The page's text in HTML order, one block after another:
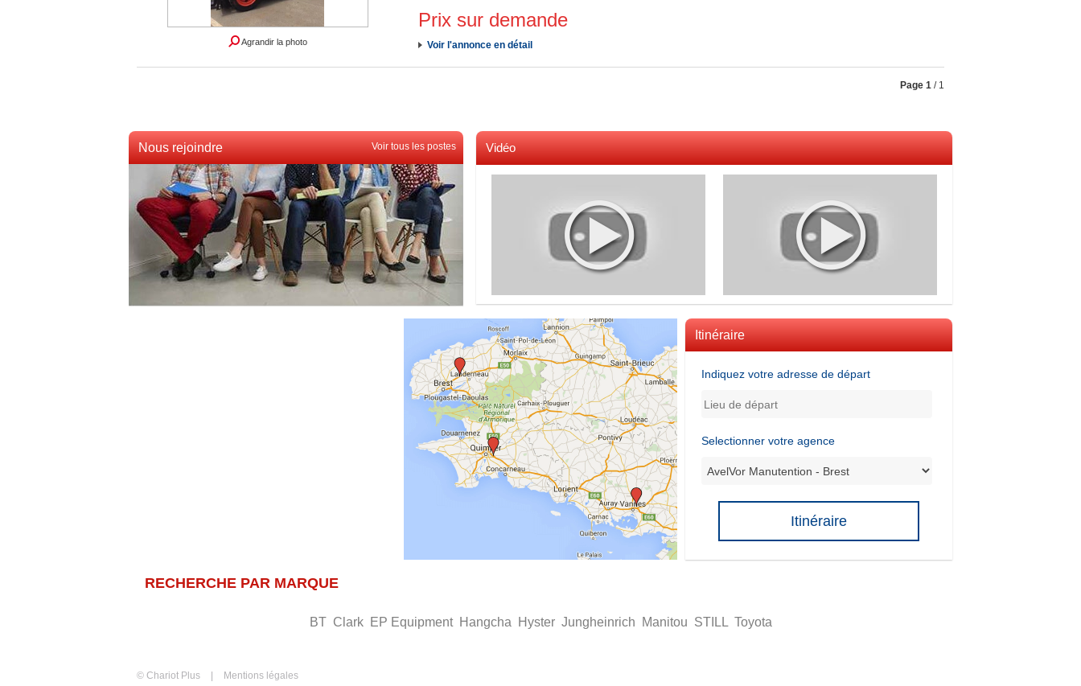
Agrandir la photo
Prix sur demande
Voir l'annonce en détail
Page 1 / 1
Nous rejoindre Voir tous les postes Vidéo
Itinéraire
Indiquez votre adresse de départ
Selectionner votre agence
Itinéraire
RECHERCHE PAR MARQUE
BT Clark EP Equipment Hangcha Hyster Jungheinrich Manitou STILL Toyota
© Chariot Plus Mentions légales